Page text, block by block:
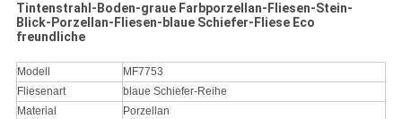
Tintenstrahl-Boden-graue Farbporzellan-Fliesen-Stein-
Blick-Porzellan-Fliesen-blaue Schiefer-Fliese Eco
freundliche
Modell
MF7753
Fliesenart
blaue Schiefer-Reihe
Material
Porzellan